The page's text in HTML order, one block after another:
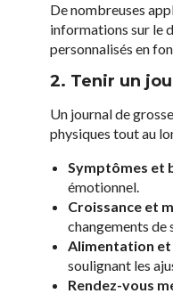
De nombreuses
informations sur le
personnalisés en
2. Tenir un
Un journal de
physiques tout au
Symptômes et
émotionnel.
Croissance et
changements de
Alimentation
soulignant les
Rendez-vous